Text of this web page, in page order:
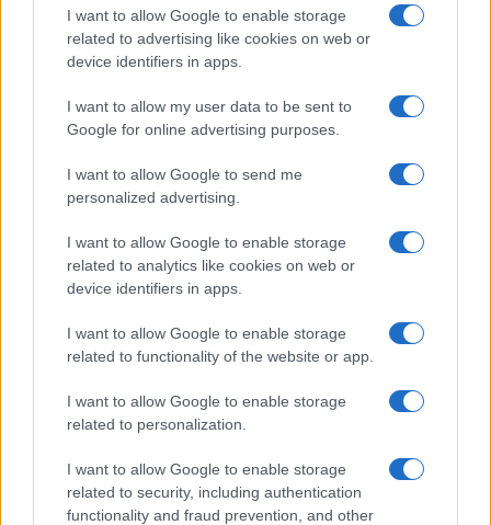
I want to allow Google to enable storage
related to advertising like cookies on web or
device identifiers in apps.
I want to allow my user data to be sent to
Google for online advertising purposes.
I want to allow Google to send me
personalized advertising.
I want to allow Google to enable storage
related to analytics like cookies on web or
device identifiers in apps.
I want to allow Google to enable storage
related to functionality of the website or app.
I want to allow Google to enable storage
related to personalization.
I want to allow Google to enable storage
related to security, including authentication
functionality and fraud prevention, and other
FITNESS
Smartband o smartwatch: come scegliere il fitness
Camilla Fiore · 8 Ago 2026